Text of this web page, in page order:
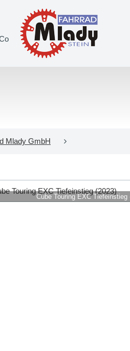
Mlady GmbH
Cube Touring EXC Tiefeinstieg